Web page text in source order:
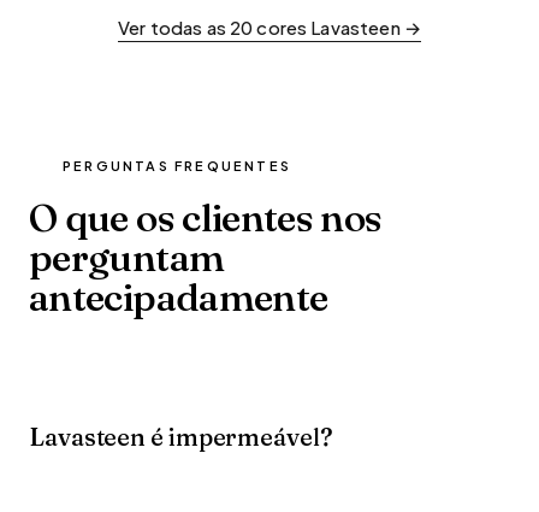
Ver todas as 20 cores Lavasteen →
PERGUNTAS FREQUENTES
O que os clientes nos
perguntam
antecipadamente
Lavasteen é impermeável?